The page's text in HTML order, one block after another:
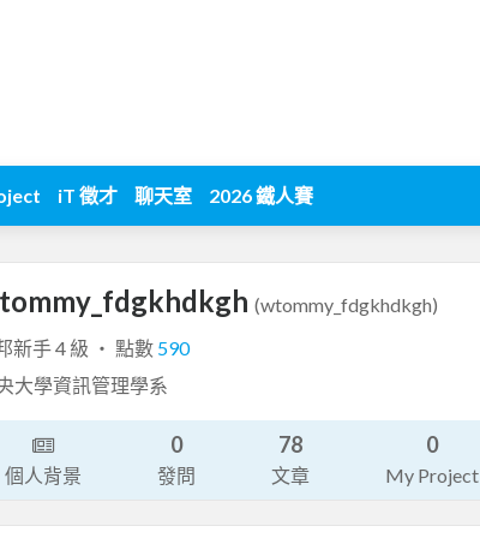
iT 徵才 聊天室 2026 鐵人賽
(wtommy_fdgkhdkgh)
新手 4 級 ‧ 點數 590
大學資訊管理學系
個人背景
0
發問
78
文章
0
My Project